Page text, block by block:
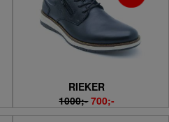
RIEKER
1000;- 700;-